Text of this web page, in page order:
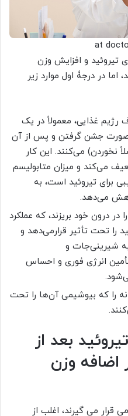
at
تیروئید و افزایش وزن
اما در درجۀ اول موارد زیر
رژیم غذایی، معمولاً در یک
صورت جشن گرفتن و پس از آن
نخوردن) می‏‌کنند. این کار
می‌‏کند و میزان متابولیسم
برای تیروئید است، به
می‌‏دهد.
در درون خود بریزند، که عملکرد
را تحت تأثیر قرارمی‌‏دهد و
شیرینی‌‏جات و
انرژی فوری و احساس
را که بیوشیمی آن‌ها را تحت
بعد از
اضافه وزن
قرار می گیرند، اغلب از